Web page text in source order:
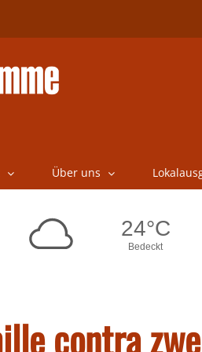
Über uns
contra